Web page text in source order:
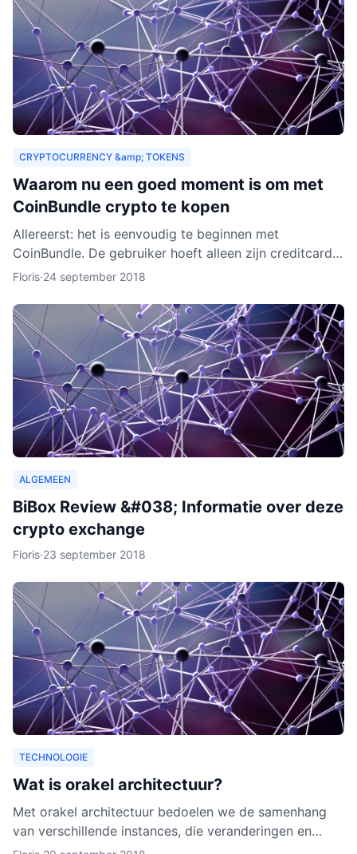
CRYPTOCURRENCY &amp; TOKENS
Waarom nu een goed moment is om met
CoinBundle crypto te kopen
Allereerst: het is eenvoudig te beginnen met
CoinBundle. De gebruiker hoeft alleen zijn creditcard
te gebruiken of bankinformatie op te geven, een paar
Floris·24 september 2018
ALGEMEEN
BiBox Review &#038; Informatie over deze
crypto exchange
Floris·23 september 2018
TECHNOLOGIE
Wat is orakel architectuur?
Met orakel architectuur bedoelen we de samenhang
van verschillende instances, die veranderingen en
activiteiten in het netwerk noteren. Een orakel is erg